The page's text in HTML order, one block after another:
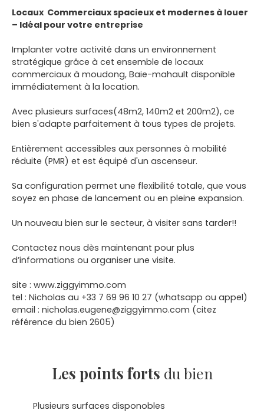
Locaux Commerciaux spacieux et modernes à louer
– Idéal pour votre entreprise
Implanter votre activité dans un environnement
stratégique grâce à cet ensemble de locaux
commerciaux à moudong, Baie-mahault disponible
immédiatement à la location.
Avec plusieurs surfaces(48m2, 140m2 et 200m2), ce
bien s'adapte parfaitement à tous types de projets.
Entièrement accessibles aux personnes à mobilité
réduite (PMR) et est équipé d'un ascenseur.
Sa configuration permet une flexibilité totale, que vous
soyez en phase de lancement ou en pleine expansion.
Un nouveau bien sur le secteur, à visiter sans tarder!!
Contactez nous dès maintenant pour plus
d’informations ou organiser une visite.
site : www.ziggyimmo.com
tel : Nicholas au +33 7 69 96 10 27 (whatsapp ou appel)
email : nicholas.eugene@ziggyimmo.com (citez
référence du bien 2605)
Les points forts du bien
Plusieurs surfaces disponobles